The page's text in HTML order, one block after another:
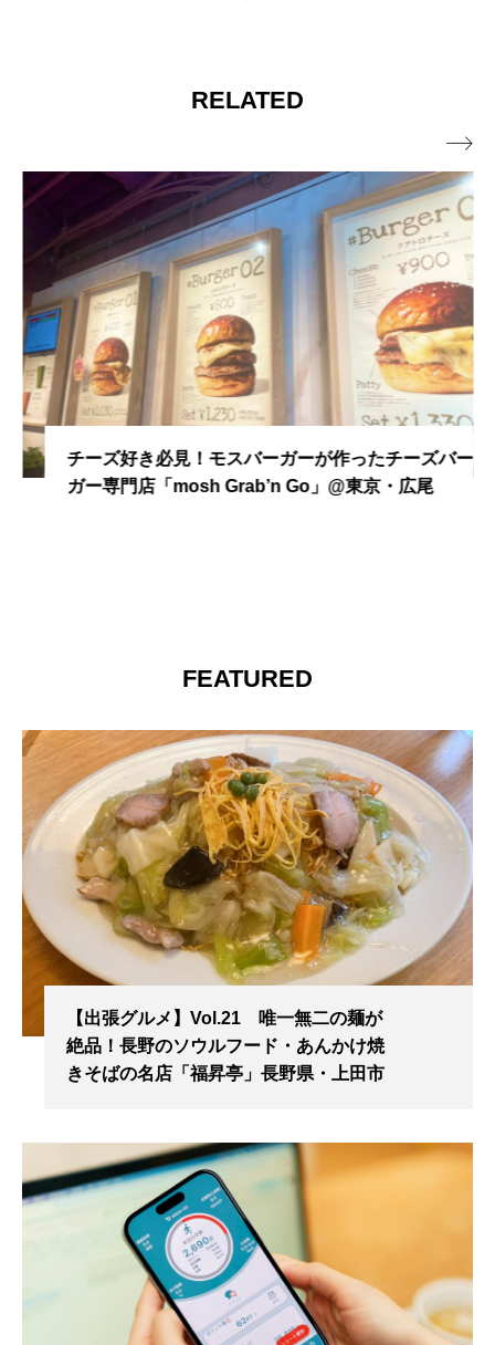
RELATED
チーズ好き必見！モスバーガーが作ったチーズバー
ガー専門店「mosh Grab’n Go」@東京・広尾

FEATURED
【出張グルメ】Vol.21 唯一無二の麺が
絶品！長野のソウルフード・あんかけ焼
きそばの名店「福昇亭」長野県・上田市